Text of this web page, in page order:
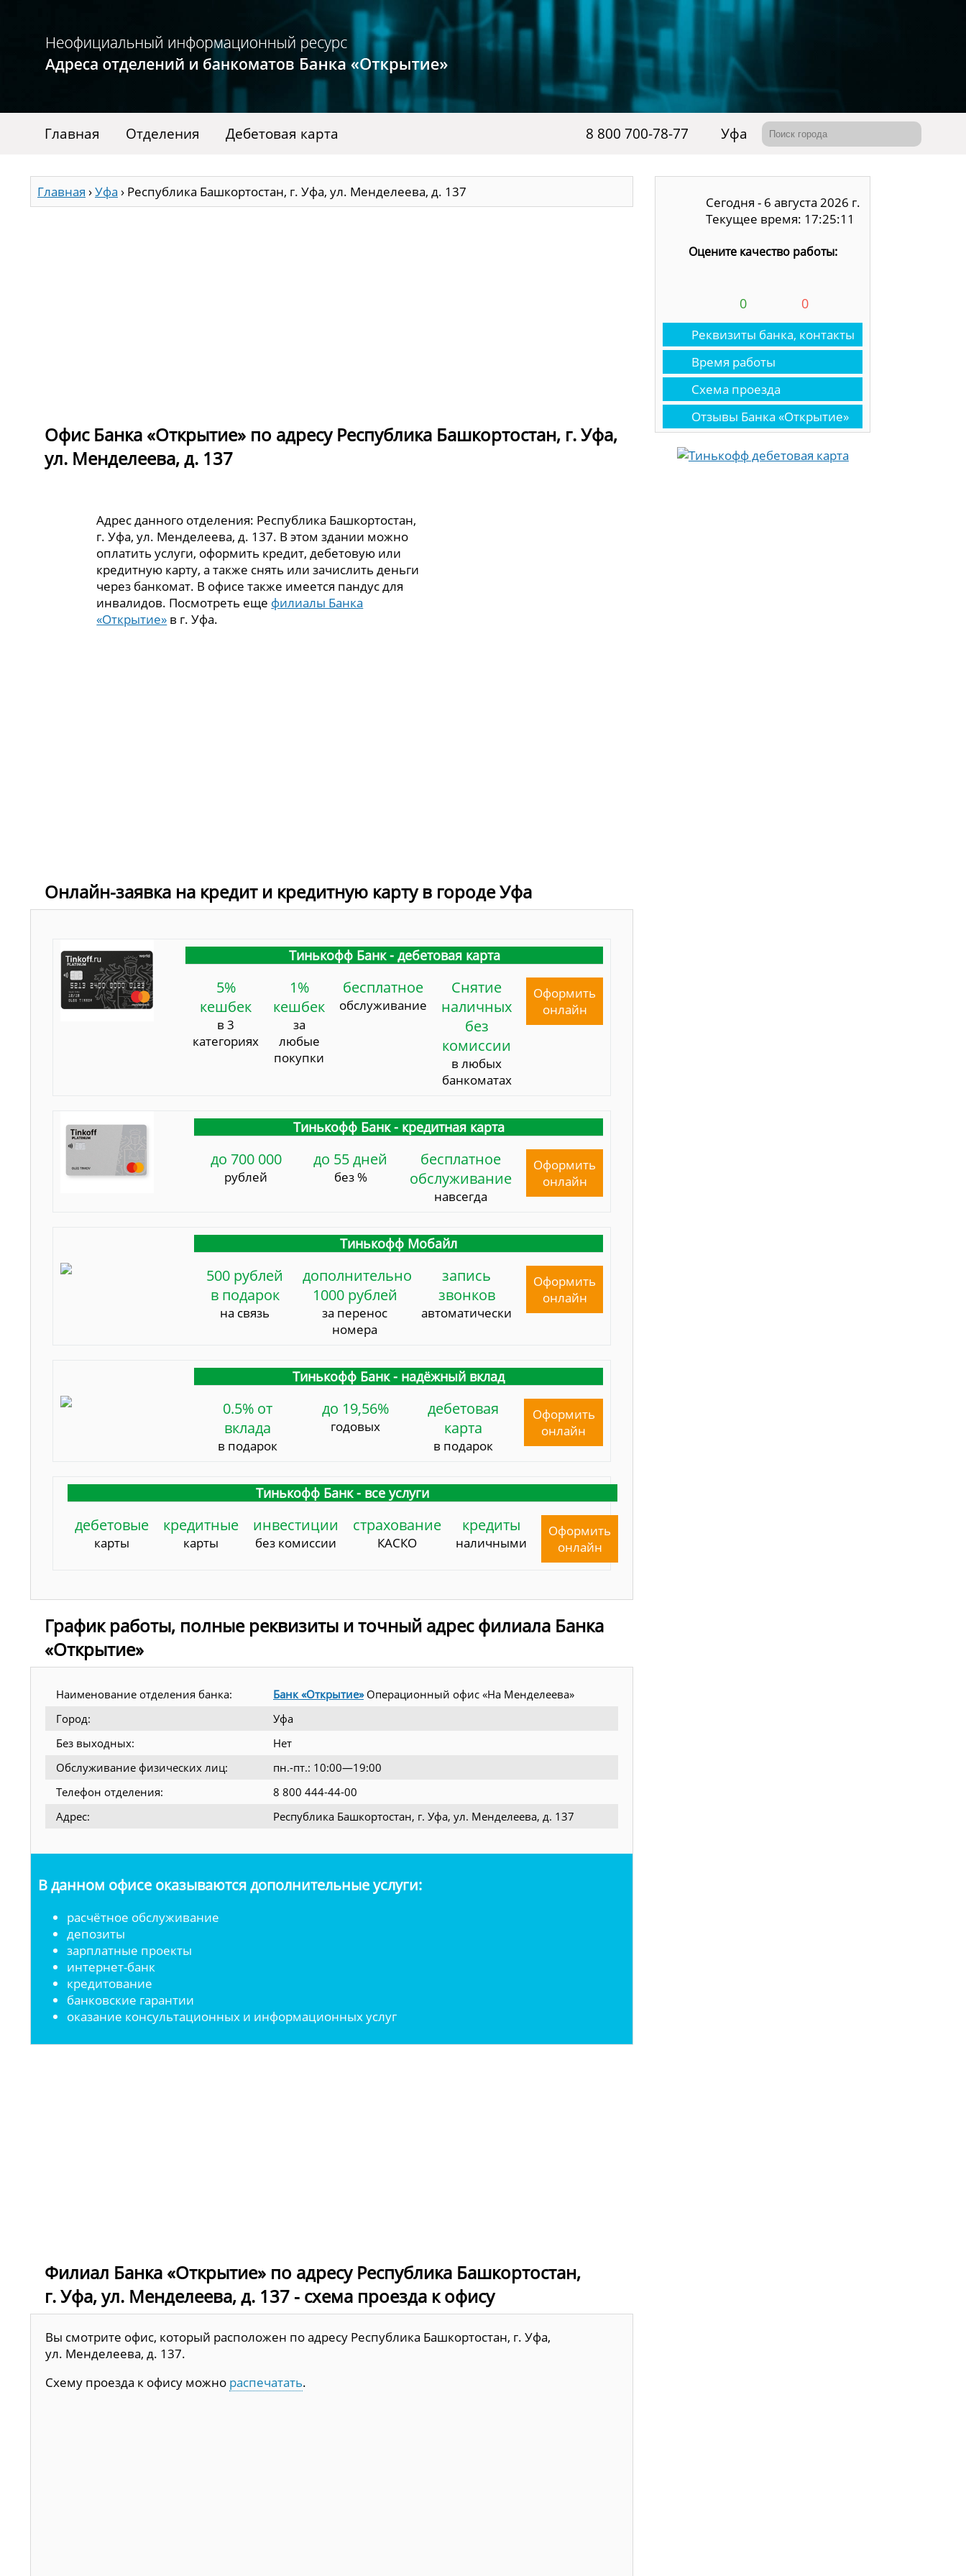
Главная Отделения Дебетовая карта 8 800 700-78-77 Уфа
Главная ›Уфа › Республика Башкортостан, г. Уфа, ул. Менделеева, д. 137
Офис Банка «Открытие» по адресу Республика Башкортостан, г. Уфа,
ул. Менделеева, д. 137
Адрес данного отделения: Республика Башкортостан,
г. Уфа, ул. Менделеева, д. 137. В этом здании можно
оплатить услуги, оформить кредит, дебетовую или
кредитную карту, а также снять или зачислить деньги
через банкомат. В офисе также имеется пандус для
инвалидов. Посмотреть еще филиалы Банка
«Открытие» в г. Уфа.
Онлайн-заявка на кредит и кредитную карту в городе Уфа
Тинькофф Банк - дебетовая карта
5%
кешбек
в 3
категориях
1%
кешбек
за
любые
покупки
бесплатное
обслуживание
Снятие
наличных
без
комиссии
в любых
банкоматах
Оформить
онлайн
Тинькофф Банк - кредитная карта
до 700 000
рублей
до 55 дней
без %
бесплатное
обслуживание
навсегда
Оформить
онлайн
Тинькофф Мобайл
500 рублей
в подарок
на связь
дополнительно
1000 рублей
за перенос
номера
запись
звонков
автоматически
Оформить
онлайн
Тинькофф Банк - надёжный вклад
0.5% от
вклада
в подарок
до 19,56%
годовых
дебетовая
карта
в подарок
Оформить
онлайн
Тинькофф Банк - все услуги
дебетовые
карты
кредитные
карты
инвестиции
без комиссии
страхование
КАСКО
кредиты
наличными
Оформить
онлайн
График работы, полные реквизиты и точный адрес филиала Банка
«Открытие»
Наименование отделения банка: Банк «Открытие»Операционный офис «На Менделеева»
Город:
Уфа
Без выходных:
Нет
Обслуживание физических лиц:
пн.-пт.: 10:00—19:00
Телефон отделения:
8 800 444-44-00
Адрес:
Республика Башкортостан, г. Уфа, ул. Менделеева, д. 137
В данном офисе оказываются дополнительные услуги:
расчётное обслуживание
депозиты
зарплатные проекты
интернет-банк
кредитование
банковские гарантии
оказание консультационных и информационных услуг
Филиал Банка «Открытие» по адресу Республика Башкортостан,
г. Уфа, ул. Менделеева, д. 137 - схема проезда к офису
Вы смотрите офис, который расположен по адресу Республика Башкортостан, г. Уфа,
ул. Менделеева, д. 137.
Схему проезда к офису можно распечатать.
Сегодня - 6 августа 2026 г.
Текущее время: 17:25:12
Оцените качество работы:
0 0
Реквизиты банка, контакты
Время работы
Схема проезда
Отзывы Банка «Открытие»